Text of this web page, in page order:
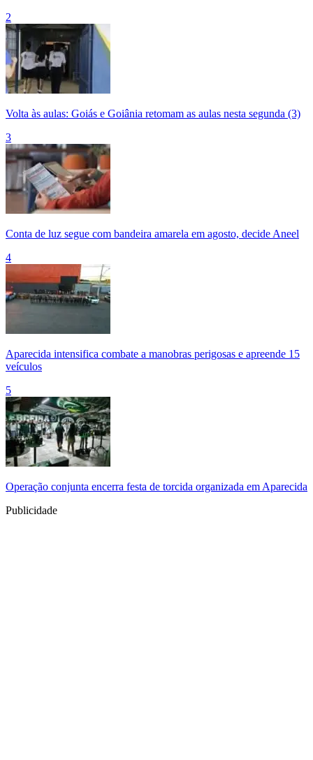
2
Volta às aulas: Goiás e Goiânia retomam as aulas nesta segunda (3)
3
Conta de luz segue com bandeira amarela em agosto, decide Aneel
4
Aparecida intensifica combate a manobras perigosas e apreende 15
veículos
5
Operação conjunta encerra festa de torcida organizada em Aparecida
Publicidade